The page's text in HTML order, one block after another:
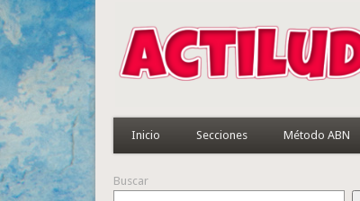
Inicio Secciones Método ABN
Buscar